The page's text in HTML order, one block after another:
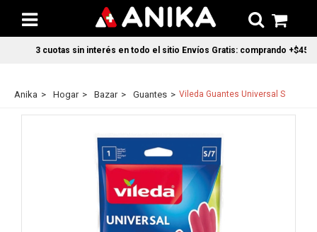
3 cuotas sin interés en todo el sitio Envíos Gratis: comprando
Anika Hogar Bazar Guantes Vileda Guantes Universal S